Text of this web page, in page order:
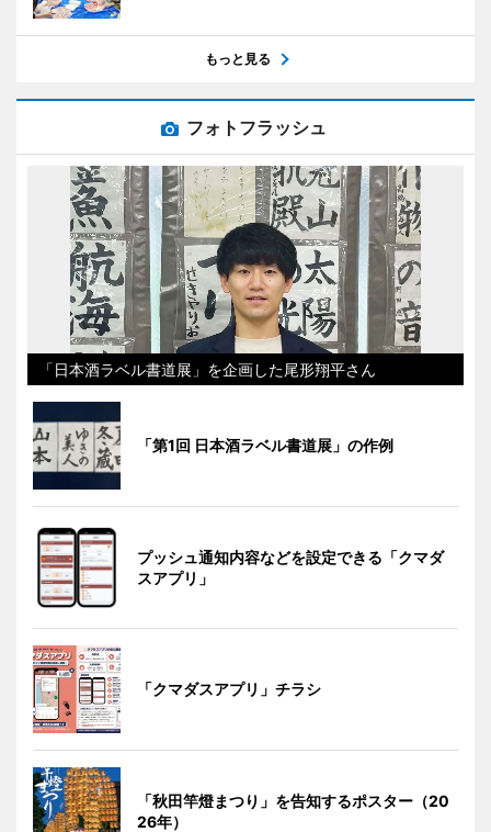
もっと見る
フォトフラッシュ
「日本酒ラベル書道展」を企画した尾形翔平さん
「第1回 日本酒ラベル書道展」の作例
プッシュ通知内容などを設定できる「クマダ
スアプリ」
「クマダスアプリ」チラシ
「秋田竿燈まつり」を告知するポスター（20
26年）